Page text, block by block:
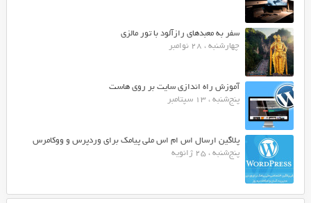
سفر به معبدهای رازآلود با تور مالزی
چهارشنبه ، 28 نوامبر
آموزش راه اندازی سایت بر روی هاست
پنج‌شنبه ، 13 سپتامبر
پلاگین ارسال اس ام اس ملی پیامک برای وردپرس و ووکامرس
پنج‌شنبه ، 25 ژانویه